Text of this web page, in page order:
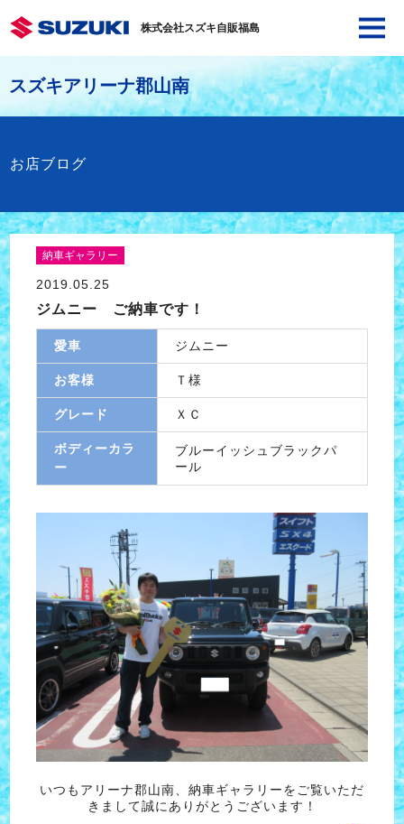
株式会社スズキ自販福島
スズキアリーナ郡山南
お店ブログ
納車ギャラリー
2019.05.25
ジムニー ご納車です！
愛車 ジムニー
お客様 Ｔ様
グレード ＸＣ
ボディーカラ
ー
ブルーイッシュブラックパ
ール
いつもアリーナ郡山南、納車ギャラリーをご覧いただ
きまして誠にありがとうございます！